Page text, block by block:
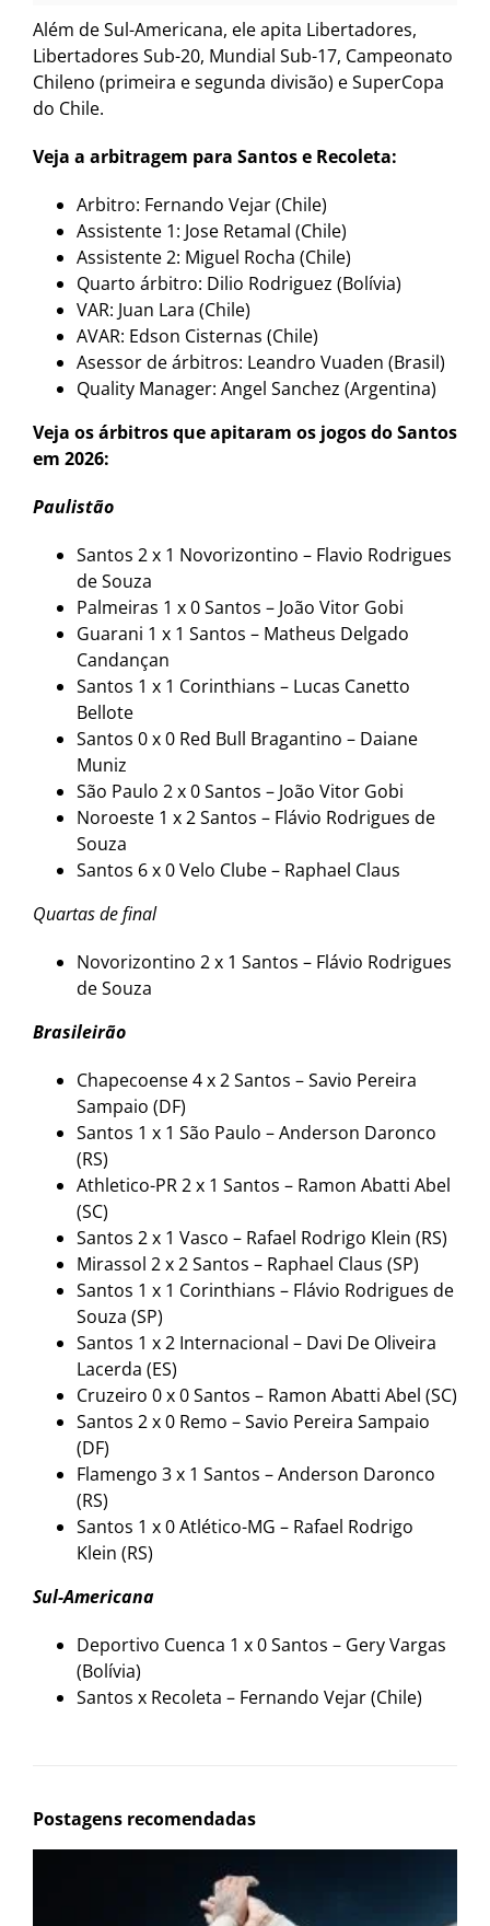
Além de Sul-Americana, ele apita Libertadores,
Libertadores Sub-20, Mundial Sub-17, Campeonato
Chileno (primeira e segunda divisão) e SuperCopa
do Chile.
Veja a arbitragem para Santos e Recoleta:
Arbitro: Fernando Vejar (Chile)
Assistente 1: Jose Retamal (Chile)
Assistente 2: Miguel Rocha (Chile)
Quarto árbitro: Dilio Rodriguez (Bolívia)
VAR: Juan Lara (Chile)
AVAR: Edson Cisternas (Chile)
Asessor de árbitros: Leandro Vuaden (Brasil)
Quality Manager: Angel Sanchez (Argentina)
Veja os árbitros que apitaram os jogos do Santos
em 2026:
Paulistão
Santos 2 x 1 Novorizontino – Flavio Rodrigues
de Souza
Palmeiras 1 x 0 Santos – João Vitor Gobi
Guarani 1 x 1 Santos – Matheus Delgado
Candançan
Santos 1 x 1 Corinthians – Lucas Canetto
Bellote
Santos 0 x 0 Red Bull Bragantino – Daiane
Muniz
São Paulo 2 x 0 Santos – João Vitor Gobi
Noroeste 1 x 2 Santos – Flávio Rodrigues de
Souza
Santos 6 x 0 Velo Clube – Raphael Claus
Quartas de final
Novorizontino 2 x 1 Santos – Flávio Rodrigues
de Souza
Brasileirão
Chapecoense 4 x 2 Santos – Savio Pereira
Sampaio (DF)
Santos 1 x 1 São Paulo – Anderson Daronco
(RS)
Athletico-PR 2 x 1 Santos – Ramon Abatti Abel
(SC)
Santos 2 x 1 Vasco – Rafael Rodrigo Klein (RS)
Mirassol 2 x 2 Santos – Raphael Claus (SP)
Santos 1 x 1 Corinthians – Flávio Rodrigues de
Souza (SP)
Santos 1 x 2 Internacional – Davi De Oliveira
Lacerda (ES)
Cruzeiro 0 x 0 Santos – Ramon Abatti Abel (SC)
Santos 2 x 0 Remo – Savio Pereira Sampaio
(DF)
Flamengo 3 x 1 Santos – Anderson Daronco
(RS)
Santos 1 x 0 Atlético-MG – Rafael Rodrigo
Klein (RS)
Sul-Americana
Deportivo Cuenca 1 x 0 Santos – Gery Vargas
(Bolívia)
Santos x Recoleta – Fernando Vejar (Chile)
Postagens recomendadas